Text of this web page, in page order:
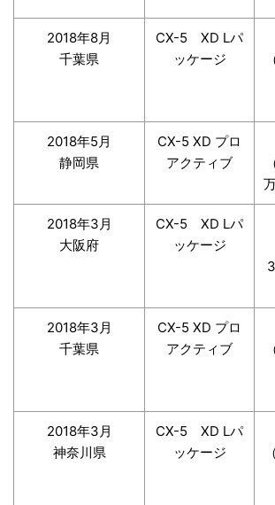
2018年8月
千葉県
CX-5 XD Lパ
ッケージ
2018年5月
静岡県
CX-5 XD プロ
アクティブ
2018年3月
大阪府
CX-5 XD Lパ
ッケージ
2018年3月
千葉県
CX-5 XD プロ
アクティブ
2018年3月
神奈川県
CX-5 XD Lパ
ッケージ